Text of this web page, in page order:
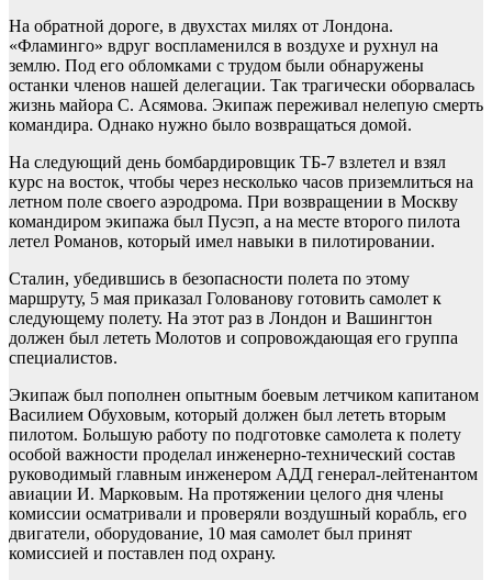
На обратной дороге, в двухстах милях от Лондона.
«Фламинго» вдруг воспламенился в воздухе и рухнул на
землю. Под его обломками с трудом были обнаружены
останки членов нашей делегации. Так трагически оборвалась
жизнь майора С. Асямова. Экипаж переживал нелепую смерть
командира. Однако нужно было возвращаться домой.
На следующий день бомбардировщик ТБ-7 взлетел и взял
курс на восток, чтобы через несколько часов приземлиться на
летном поле своего аэродрома. При возвращении в Москву
командиром экипажа был Пусэп, а на месте второго пилота
летел Романов, который имел навыки в пилотировании.
Сталин, убедившись в безопасности полета по этому
маршруту, 5 мая приказал Голованову готовить самолет к
следующему полету. На этот раз в Лондон и Вашингтон
должен был лететь Молотов и сопровождающая его группа
специалистов.
Экипаж был пополнен опытным боевым летчиком капитаном
Василием Обуховым, который должен был лететь вторым
пилотом. Большую работу по подготовке самолета к полету
особой важности проделал инженерно-технический состав
руководимый главным инженером АДД генерал-лейтенантом
авиации И. Марковым. На протяжении целого дня члены
комиссии осматривали и проверяли воздушный корабль, его
двигатели, оборудование, 10 мая самолет был принят
комиссией и поставлен под охрану.